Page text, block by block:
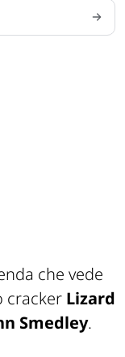
che vede
cracker Lizard
Smedley.